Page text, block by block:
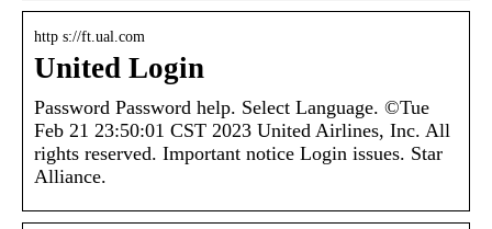
http s://ft.ual.com
United Login
Password Password help. Select Language. ©Tue
Feb 21 23:50:01 CST 2023 United Airlines, Inc. All
rights reserved. Important notice Login issues. Star
Alliance.